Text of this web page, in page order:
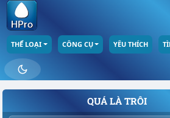
THỂ LOẠI CÔNG CỤ YÊU THÍCH
QUÁ LÀ TRÔI